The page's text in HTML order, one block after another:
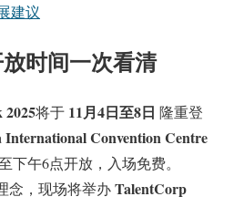
建议
时间一次看清
将于 11月4日至8日 隆重登
International Convention Centre
下午6点开放，入场免费。
念，现场将举办TalentCorp